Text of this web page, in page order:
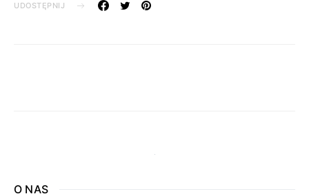
UDOSTĘPNIJ
O NAS